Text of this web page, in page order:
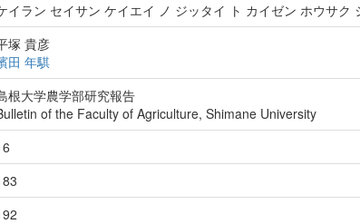
イラン セイサン ケイエイ ノ ジッタイ ト カイゼン ホウサク
塚 貴彦
田 年騏
根大学農学部研究報告
of the Faculty of Agriculture, Shimane University